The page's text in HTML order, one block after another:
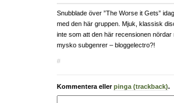
Snubblade över ”The Worse it Gets”
med den här gruppen. Mjuk, klassisk
inte som att den här recensionen nördar
mysko subgenrer – bloggelectro?!
#
Kommentera ellerpinga (trackback).